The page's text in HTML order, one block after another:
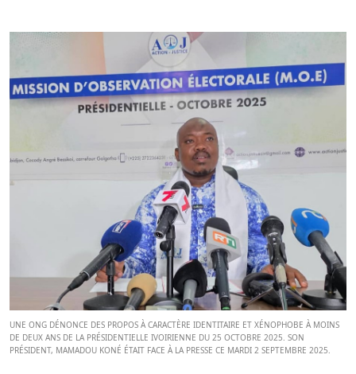
UNE ONG DÉNONCE DES PROPOS À CARACTÈRE IDENTITAIRE ET XÉNOPHOBE À MOINS
DE DEUX ANS DE LA PRÉSIDENTIELLE IVOIRIENNE DU 25 OCTOBRE 2025. SON
PRÉSIDENT, MAMADOU KONÉ ÉTAIT FACE À LA PRESSE CE MARDI 2 SEPTEMBRE 2025.